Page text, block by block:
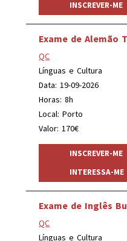
INSCREVER-ME
Exame de Alemão
QC
Línguas e Cultura
Data: 19-09-2026
Horas: 8h
Local: Porto
Valor: 170€
INSCREVER-ME
INTERESSA-ME
Exame de Inglês
QC
Línguas e Cultura